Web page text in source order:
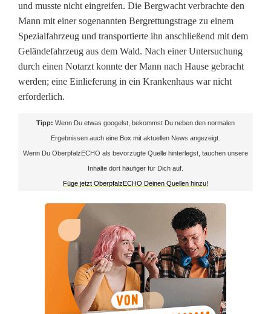
B
r
u
c
m
und musste nicht eingreifen. Die Bergwacht verbrachte den
Mann mit einer sogenannten Bergrettungstrage zu einem
Spezialfahrzeug und transportierte ihn anschließend mit dem
Geländefahrzeug aus dem Wald. Nach einer Untersuchung
durch einen Notarzt konnte der Mann nach Hause gebracht
werden; eine Einlieferung in ein Krankenhaus war nicht
erforderlich.
Tipp: Wenn Du etwas googelst, bekommst Du neben den normalen
Ergebnissen auch eine Box mit aktuellen News angezeigt.
Wenn Du OberpfalzECHO als bevorzugte Quelle hinterlegst, tauchen unsere
Inhalte dort häufiger für Dich auf.
Füge jetzt OberpfalzECHO Deinen Quellen hinzu!